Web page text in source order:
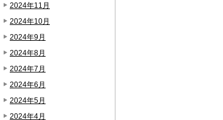
2024年11月
2024年10月
2024年9月
2024年8月
2024年7月
2024年6月
2024年5月
2024年4月